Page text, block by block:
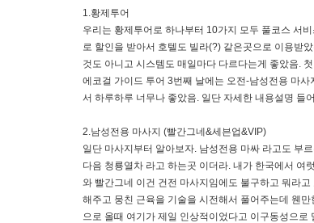
1.황제투어
우리는 황제투어로 하나부터 10가지 모두 풀코스 서
로 할인을 받아서 호텔도 빌라(?) 같은곳으로 이용받
것도 아니고 시스템도 매일마다 다르다는게 좋았음.
에코걸 가이드 투어 3번째 날에는 오전-남성전용 마
서 하루하루 너무나 좋았음. 일단 자세한 내용설명 들
2.남성전용 마사지 (빨간그네&세븐업&VIP)
일단 마사지부터 알아보자. 남성전용 마싸 라고도 부
다음 청룡열차 라고 하는곳 이더라. 내가 한국에서 여
와 빨간그네 이건 건전 마사지임에도 불구하고 뭐라
해주고 뭉친 근육을 기술을 시전해서 풀어주는데 웬
으로 올때 여기가 제일 인상적이었다고 이구동성으